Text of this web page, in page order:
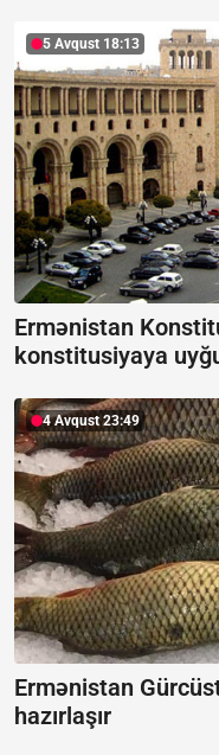
5 Avqust 18:13
Ermənistan
konstitusiyaya
4 Avqust 23:49
Ermənistan
hazırlaşır